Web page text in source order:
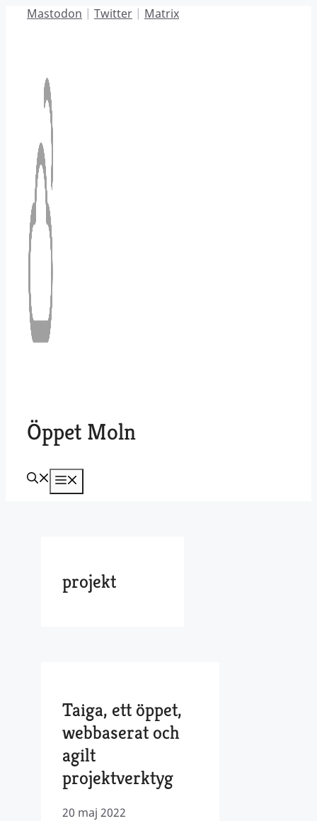
HoppaMastodon | Twitter | Matrix
Öppet Moln
projekt
Taiga, ett öppet,
webbaserat och
agilt
projektverktyg
20 maj 2022